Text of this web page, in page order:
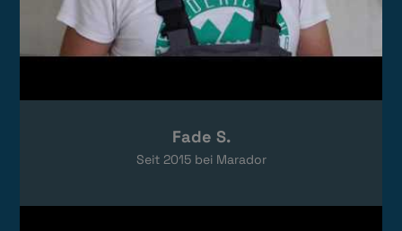
Fade S.
Seit 2015bei Marador